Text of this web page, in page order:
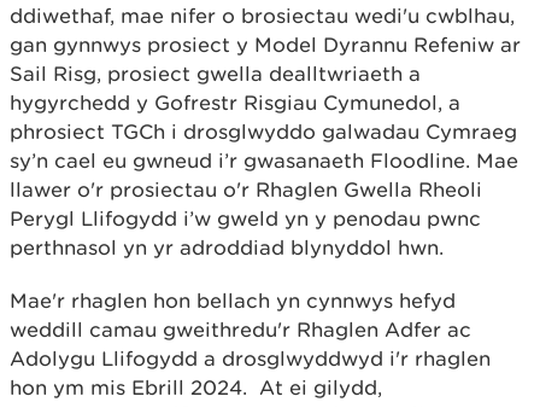
ddiwethaf, mae nifer o brosiectau wedi'u cwblhau,
gan gynnwys prosiect y Model Dyrannu Refeniw ar
Sail Risg, prosiect gwella dealltwriaeth a
hygyrchedd y Gofrestr Risgiau Cymunedol, a
phrosiect TGCh i drosglwyddo galwadau Cymraeg
sy’n cael eu gwneud i’r gwasanaeth Floodline. Mae
llawer o'r prosiectau o'r Rhaglen Gwella Rheoli
Perygl Llifogydd i’w gweld yn y penodau pwnc
perthnasol yn yr adroddiad blynyddol hwn.
Mae'r rhaglen hon bellach yn cynnwys hefyd
weddill camau gweithredu'r Rhaglen Adfer ac
Adolygu Llifogydd a drosglwyddwyd i'r rhaglen
hon ym mis Ebrill 2024. At ei gilydd,